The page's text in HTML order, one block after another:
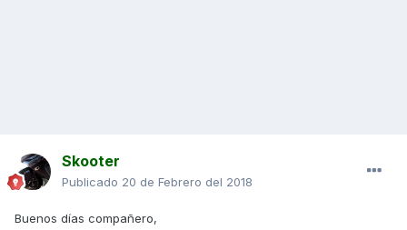
Skooter
Publicado 20 de Febrero del 2018
Buenos días compañero,